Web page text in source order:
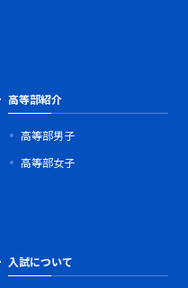
高等部紹介
高等部男子
高等部女子
入試について